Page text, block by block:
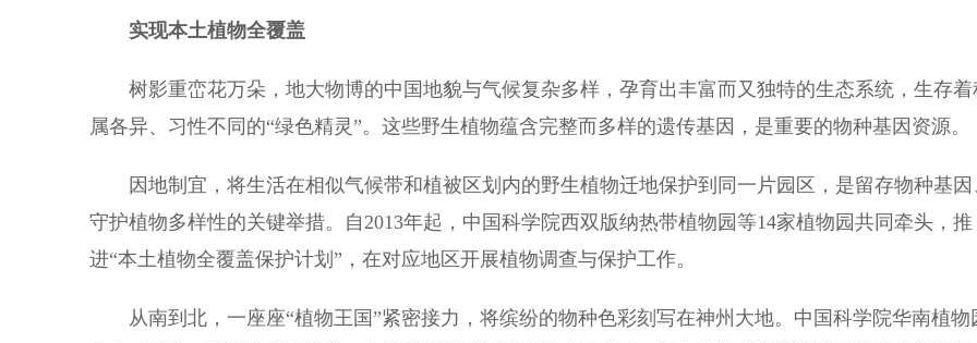
实现本土植物全覆盖
树影重峦花万朵，地大物博的中国地貌与气候复杂多样，孕育出丰富而又独特的生态系统，生存着
属各异、习性不同的“绿色精灵”。这些野生植物蕴含完整而多样的遗传基因，是重要的物种基因资源。
因地制宜，将生活在相似气候带和植被区划内的野生植物迁地保护到同一片园区，是留存物种基因
守护植物多样性的关键举措。自2013年起，中国科学院西双版纳热带植物园等14家植物园共同牵头，推
进“本土植物全覆盖保护计划”，在对应地区开展植物调查与保护工作。
从南到北，一座座“植物王国”紧密接力，将缤纷的物种色彩刻写在神州大地。中国科学院华南植物